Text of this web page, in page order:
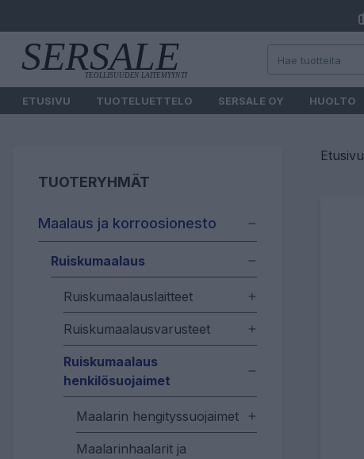
ETUSIVU TUOTELUETTELO SERSALE OY HUOLTO
TUOTERYHMÄT
Maalaus ja korroosionesto
Ruiskumaalaus
Ruiskumaalauslaitteet
Ruiskumaalausvarusteet
Ruiskumaalaus
henkilösuojaimet
Maalarin hengityssuojaimet
Maalarinhaalarit ja
Etusivu